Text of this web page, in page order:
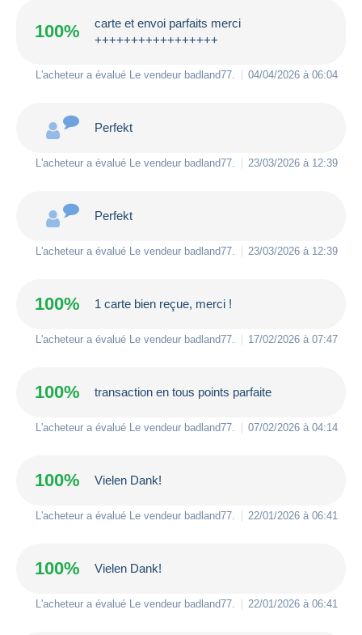
100%
carte et envoi parfaits merci
+++++++++++++++++
L'acheteur a évalué Le vendeur badland77 04/04/2026 à 06:04
Perfekt
L'acheteur a évalué Le vendeur badland77 23/03/2026 à 12:39
Perfekt
L'acheteur a évalué Le vendeur badland77 23/03/2026 à 12:39
100% 1 carte bien reçue, merci !
L'acheteur a évalué Le vendeur badland77 17/02/2026 à 07:47
100% transaction en tous points parfaite
L'acheteur a évalué Le vendeur badland77 07/02/2026 à 04:14
100% Vielen Dank!
L'acheteur a évalué Le vendeur badland77 22/01/2026 à 06:41
100% Vielen Dank!
L'acheteur a évalué Le vendeur badland77 22/01/2026 à 06:41